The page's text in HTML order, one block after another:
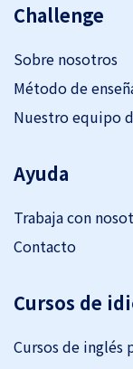
Challenge
Sobre nosotros
Método de
Nuestro equipo
Ayuda
Trabaja con
Contacto
Cursos de
Cursos de inglés